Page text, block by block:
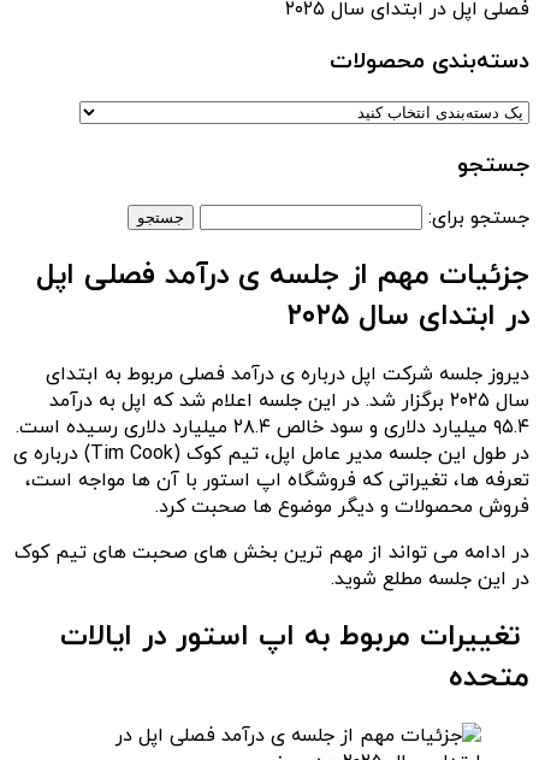
فصلی اپل در ابتدای سال ۲۰۲۵
دسته‌بندی‌ محصولات
جستجو
جستجو برای:
جزئیات مهم از جلسه ی درآمد فصلی اپل
در ابتدای سال ۲۰۲۵
دیروز جلسه شرکت اپل درباره ی درآمد فصلی مربوط به ابتدای
سال ۲۰۲۵ برگزار شد. در این جلسه اعلام شد که اپل به درآمد
۹۵.۴ میلیارد دلاری و سود خالص ۲۸.۴ میلیارد دلاری رسیده است.
در طول این جلسه مدیر عامل اپل، تیم کوک (Tim Cook) درباره ی
تعرفه ها، تغیراتی که فروشگاه اپ استور با آن ها مواجه است،
فروش محصولات و دیگر موضوع ها صحبت کرد.
در ادامه می تواند از مهم ترین بخش های صحبت های تیم کوک
در این جلسه مطلع شوید.
تغییرات مربوط به اپ استور در ایالات
متحده